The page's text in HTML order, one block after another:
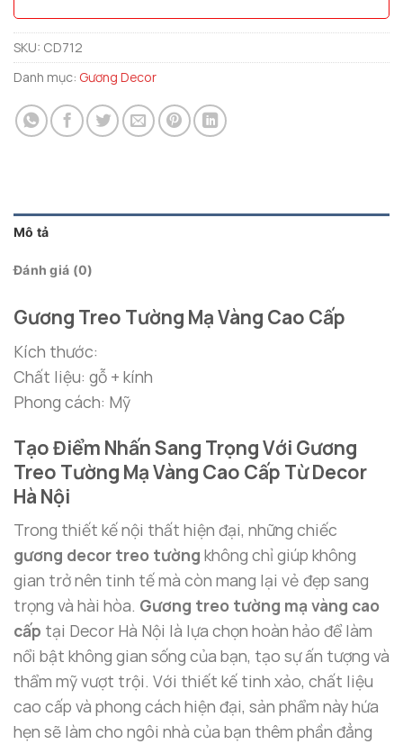
SKU: CD712
Danh mục: Gương Decor
Mô tả
Đánh giá (0)
Gương Treo Tường Mạ Vàng Cao Cấp
Kích thước:
Chất liệu: gỗ + kính
Phong cách: Mỹ
Tạo Điểm Nhấn Sang Trọng Với Gương
Treo Tường Mạ Vàng Cao Cấp Từ Decor
Hà Nội
Trong thiết kế nội thất hiện đại, những chiếc
gương decor treo tường không chỉ giúp không
gian trở nên tinh tế mà còn mang lại vẻ đẹp sang
trọng và hài hòa. Gương treo tường mạ vàng cao
cấp tại Decor Hà Nội là lựa chọn hoàn hảo để làm
nổi bật không gian sống của bạn, tạo sự ấn tượng và
thẩm mỹ vượt trội. Với thiết kế tinh xảo, chất liệu
cao cấp và phong cách hiện đại, sản phẩm này hứa
hẹn sẽ làm cho ngôi nhà của bạn thêm phần đẳng